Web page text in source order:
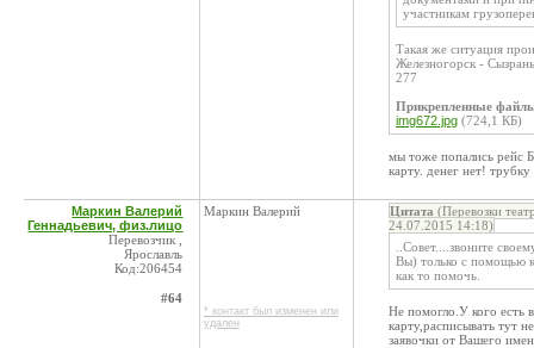
участникам
Такая же ситуация
Железногорск -
277
Прикрепленные
img672.jpg (724,1 КБ)
мы тоже попались рейс
карту. денег нет!
Маркин Валерий
Геннадьевич, физ.лицо
Перевозчик ,
Ярославль
Код:206454
#64
Маркин Валерий
* контакт был изменен или
удален
Цитата (Перевозки
24.07.2015 14:18)
..Совет....звоните
Вы) только с помощью
как то помочь.
Не помогло.У кого есть
карту,расписывать тут
заявочки от Вашего